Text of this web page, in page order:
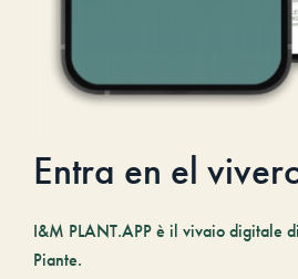
Entra en el
I&M PLANT.APP è il vivaio digitale
Piante.